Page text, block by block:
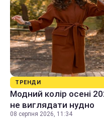
ТРЕНДИ
Модний колір осені
не виглядати нудно
08 серпня 2026, 11:34